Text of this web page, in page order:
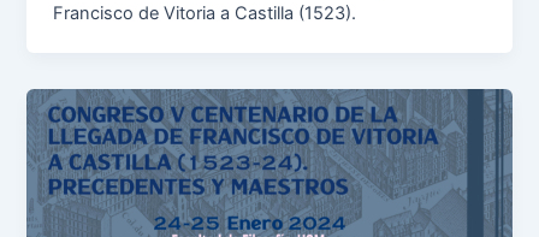
Francisco de Vitoria a Castilla (1523).